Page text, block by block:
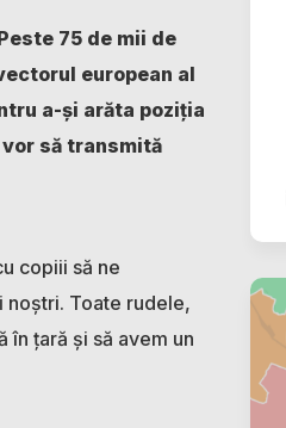
75 de mii de
european al
a-și arăta poziția
să transmită
copiii să ne
noștri. Toate rudele,
țară și să avem un